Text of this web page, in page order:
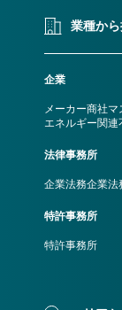
業種か
企業
メーカー商社マ
エネルギー関連
法律事務所
企業法務企業法
特許事務所
特許事務所